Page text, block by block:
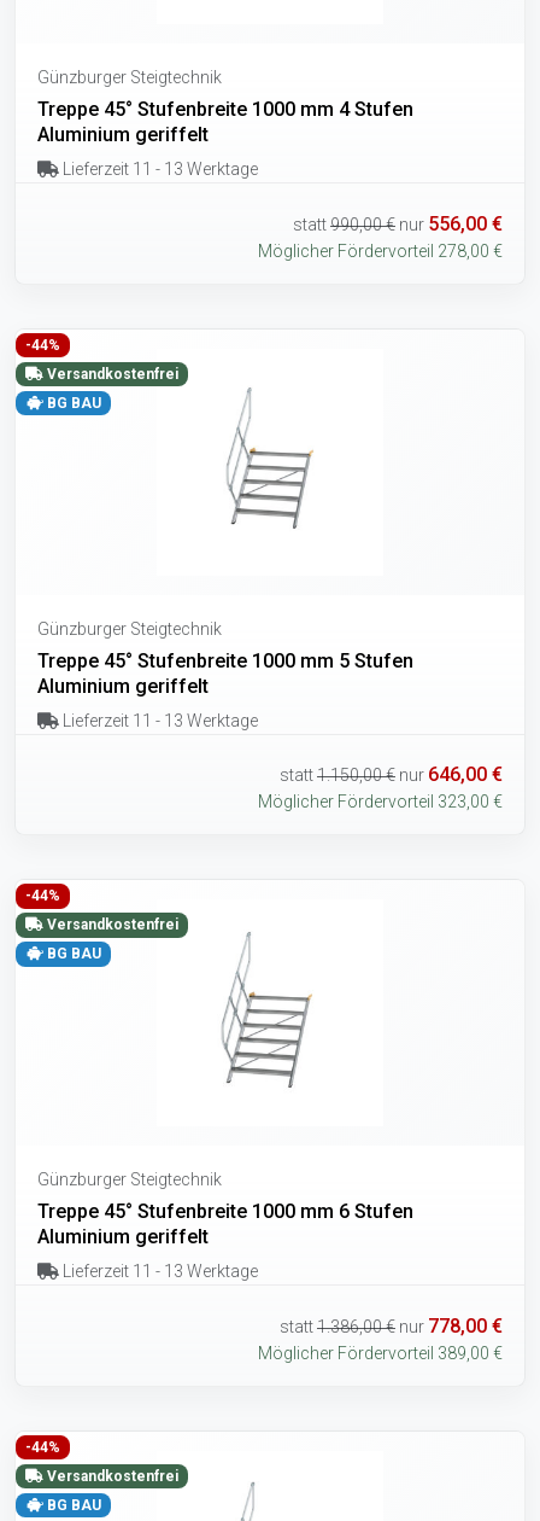
Günzburger Steigtechnik
Treppe 45° Stufenbreite 1000 mm 4 Stufen
Aluminium geriffelt
Lieferzeit 11 - 13 Werktage
statt990,00 € nur 556,00 €
Möglicher Fördervorteil 278,00 €
-44%
Versandkostenfrei
BG BAU
Günzburger Steigtechnik
Treppe 45° Stufenbreite 1000 mm 5 Stufen
Aluminium geriffelt
Lieferzeit 11 - 13 Werktage
statt1.150,00 € nur 646,00 €
Möglicher Fördervorteil 323,00 €
-44%
Versandkostenfrei
BG BAU
Günzburger Steigtechnik
Treppe 45° Stufenbreite 1000 mm 6 Stufen
Aluminium geriffelt
Lieferzeit 11 - 13 Werktage
statt1.386,00 € nur 778,00 €
Möglicher Fördervorteil 389,00 €
-44%
Versandkostenfrei
BG BAU